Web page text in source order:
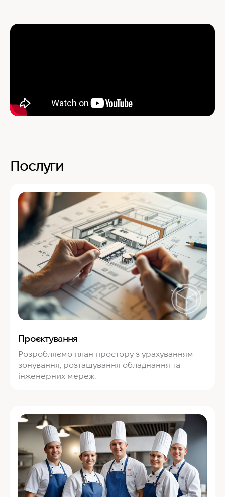
Послуги
Проєктування
Розробляємо план простору з урахуванням
зонування, розташування обладнання та
інженерних мереж.